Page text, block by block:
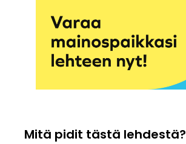
Mitä pidit tästä lehdestä?